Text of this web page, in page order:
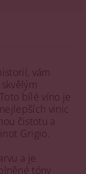
vám
bílé víno je
vinic
čistotu a
Grigio.
a je
tóny